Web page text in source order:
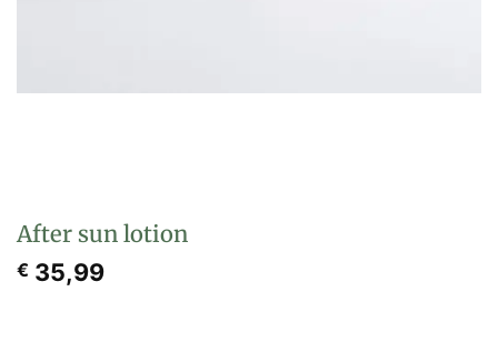
After sun lotion
€ 35,99